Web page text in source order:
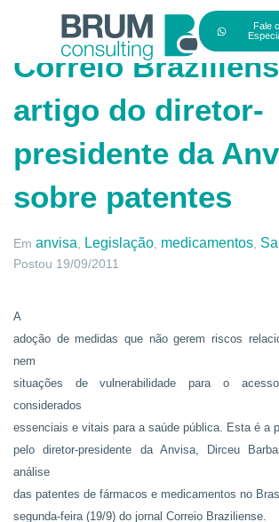
Fale
Correio
artigo do diretor-
presidente da
sobre patentes
Em anvisa Legislação medicamentos
Postou 19/09/2011
A
adoção de medidas que não gerem riscos
nem
situações de vulnerabilidade para o
considerados
essenciais e vitais para a saúde pública. Esta é a
pelo diretor-presidente da Anvisa, Dirceu
análise
das patentes de fármacos e medicamentos no
segunda-feira (19/9) do jornal Correio Braziliense.